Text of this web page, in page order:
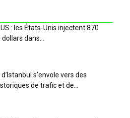
: les États-Unis injectent 870
dans...
d’Istanbul s’envole vers des
de trafic et de...